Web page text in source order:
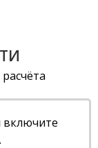
включите